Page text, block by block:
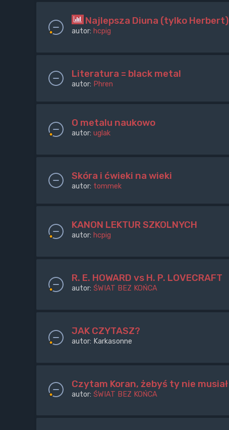
Najlepsza Diuna (tylko Herbert)
autor: hcpig
Literatura = black metal
autor: Phren
O metalu naukowo
autor: uglak
Skóra i ćwieki na wieki
autor: tommek
KANON LEKTUR SZKOLNYCH
autor: hcpig
R. E. HOWARD vs H. P. LOVECRAFT
autor: ŚWIAT BEZ KOŃCA
JAK CZYTASZ?
autor: Karkasonne
Czytam Koran, żebyś ty nie musiał
autor: ŚWIAT BEZ KOŃCA